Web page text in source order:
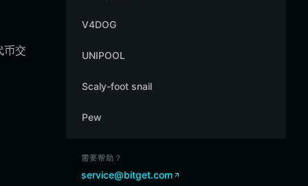
币交
V4DOG
UNIPOOL
Scaly-foot snail
Pew
需要帮助？
service@bitget.com